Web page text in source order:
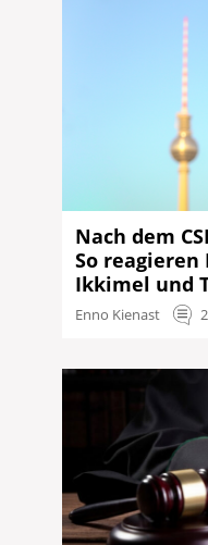
Nach dem
So
Ikkimel und
Enno Kienast 2